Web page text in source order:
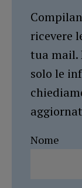
ricevere
tua mail.
solo le
Nome